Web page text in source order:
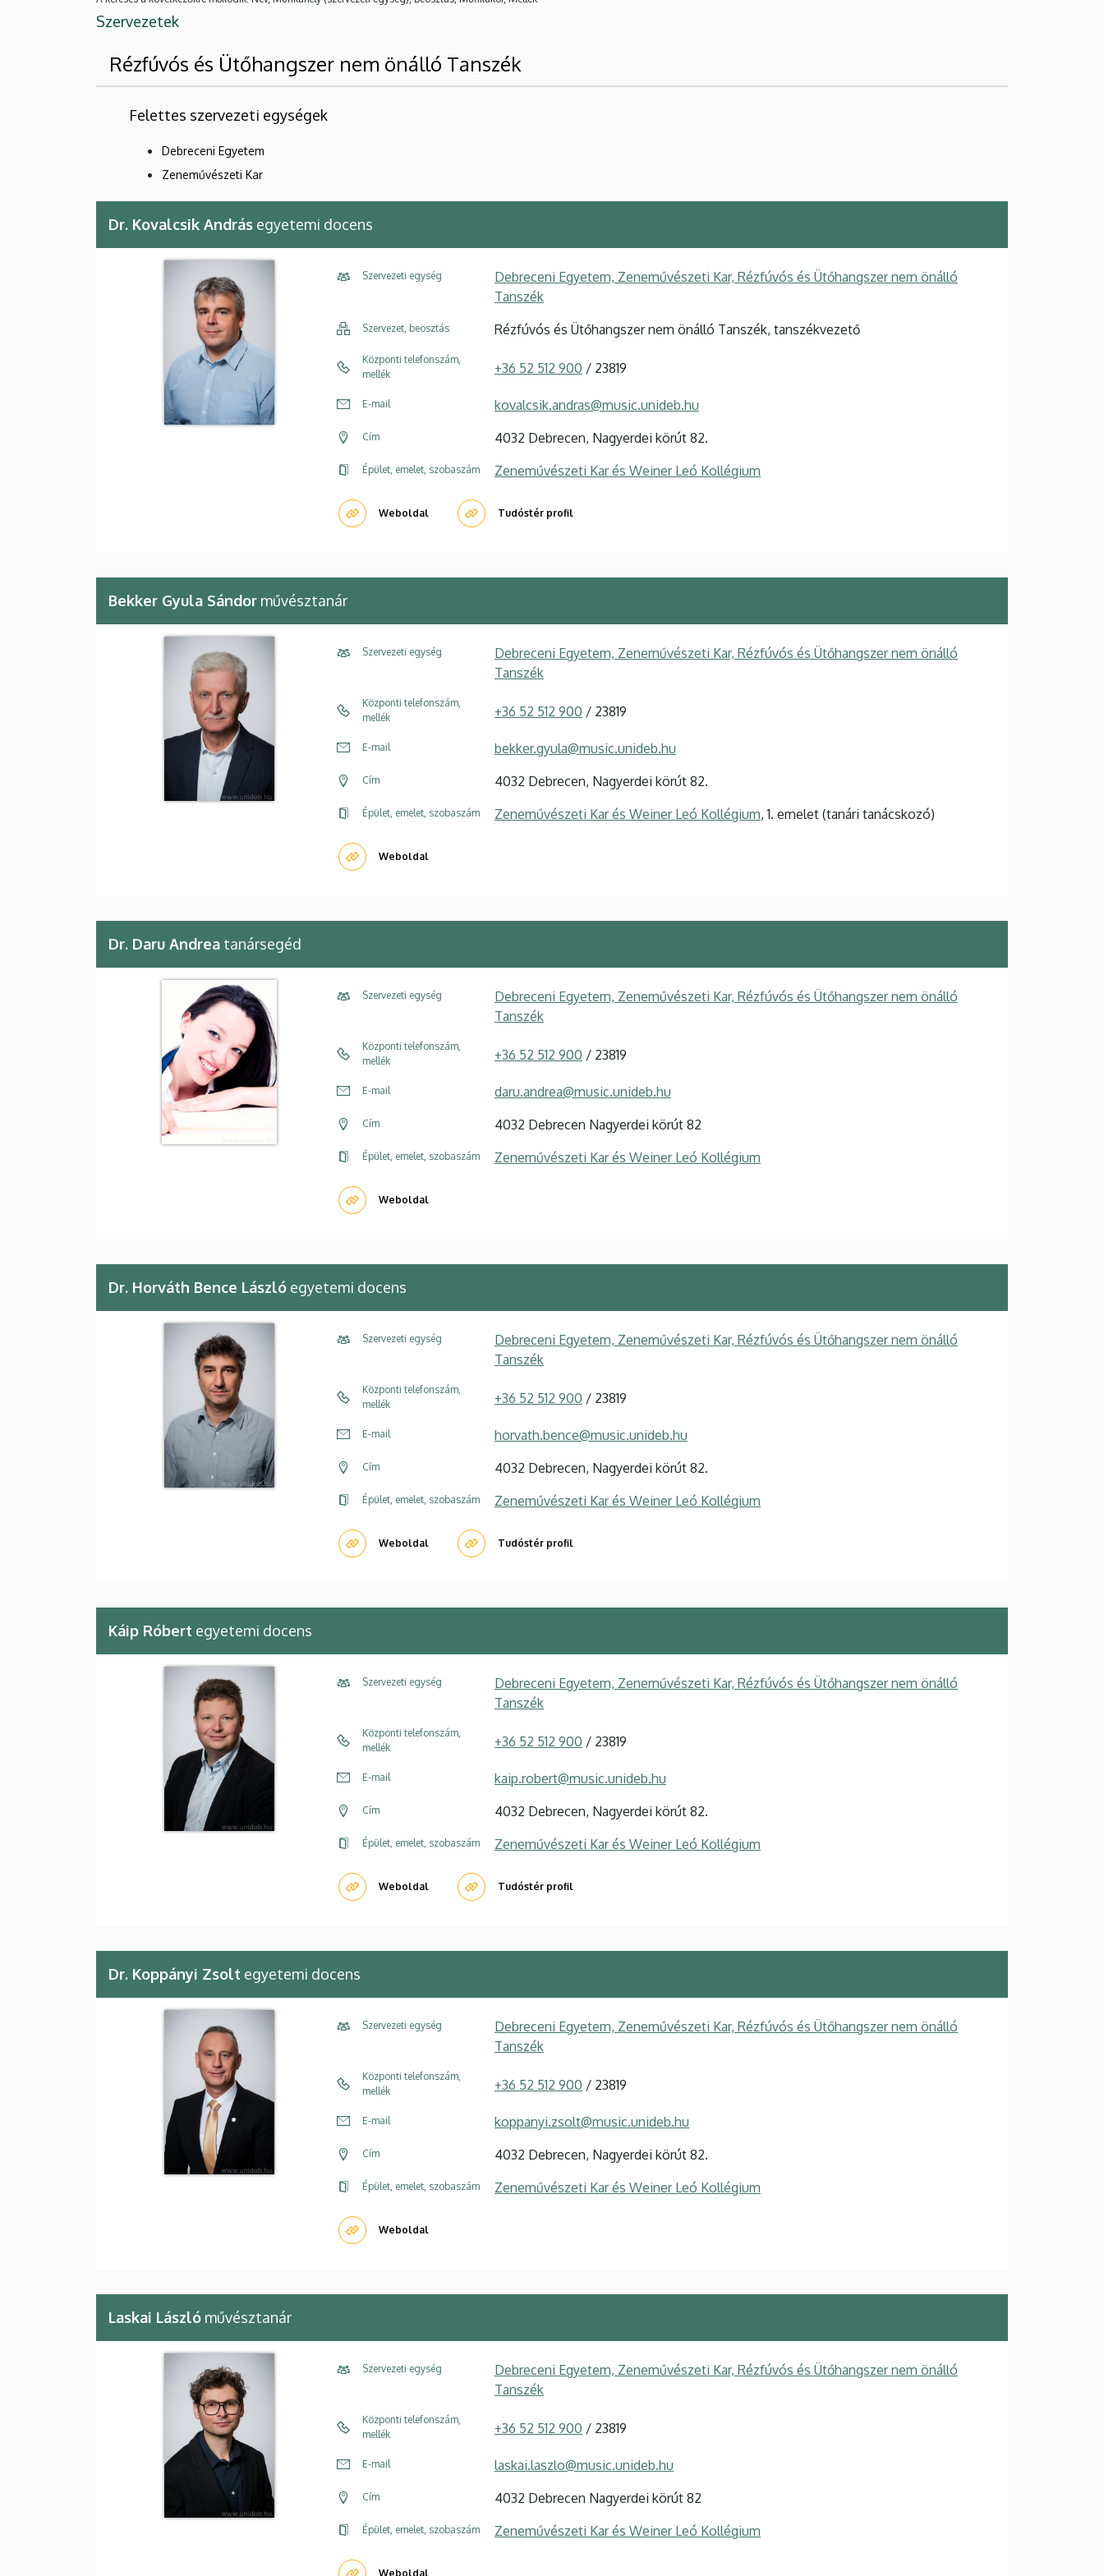
Szervezetek
Rézfúvós és Ütőhangszer nem önálló Tanszék
Felettes szervezeti egységek
Debreceni Egyetem
Zeneművészeti Kar
Dr. Kovalcsik András egyetemi docens
Szervezeti egység
Debreceni Egyetem, Zeneművészeti Kar, Rézfúvós és Ütőhangszer nem önálló
Tanszék
Szervezet, beosztás Rézfúvós és Ütőhangszer nem önálló Tanszék, tanszékvezető
Központi telefonszám,
mellék
+36 52 512 900 / 23819
E-mail kovalcsik.andras@music.unideb.hu
Cím 4032 Debrecen, Nagyerdei körút 82.
Épület, emelet, szobaszám Zeneművészeti Kar és Weiner Leó Kollégium
Weboldal Tudóstér profil
Bekker Gyula Sándor művésztanár
Szervezeti egység
Debreceni Egyetem, Zeneművészeti Kar, Rézfúvós és Ütőhangszer nem önálló
Tanszék
Központi telefonszám,
mellék
+36 52 512 900 / 23819
E-mail bekker.gyula@music.unideb.hu
Cím 4032 Debrecen, Nagyerdei körút 82.
Épület, emelet, szobaszám Zeneművészeti Kar és Weiner Leó Kollégium, 1. emelet (tanári tanácskozó)
Weboldal
Dr. Daru Andrea tanársegéd
Szervezeti egység
Debreceni Egyetem, Zeneművészeti Kar, Rézfúvós és Ütőhangszer nem önálló
Tanszék
Központi telefonszám,
mellék
+36 52 512 900 / 23819
E-mail daru.andrea@music.unideb.hu
Cím 4032 Debrecen Nagyerdei körút 82
Épület, emelet, szobaszám Zeneművészeti Kar és Weiner Leó Kollégium
Weboldal
Dr. Horváth Bence László egyetemi docens
Szervezeti egység
Debreceni Egyetem, Zeneművészeti Kar, Rézfúvós és Ütőhangszer nem önálló
Tanszék
Központi telefonszám,
mellék
+36 52 512 900 / 23819
E-mail horvath.bence@music.unideb.hu
Cím 4032 Debrecen, Nagyerdei körút 82.
Épület, emelet, szobaszám Zeneművészeti Kar és Weiner Leó Kollégium
Weboldal Tudóstér profil
Káip Róbert egyetemi docens
Szervezeti egység
Debreceni Egyetem, Zeneművészeti Kar, Rézfúvós és Ütőhangszer nem önálló
Tanszék
Központi telefonszám,
mellék
+36 52 512 900 / 23819
E-mail kaip.robert@music.unideb.hu
Cím 4032 Debrecen, Nagyerdei körút 82.
Épület, emelet, szobaszám Zeneművészeti Kar és Weiner Leó Kollégium
Weboldal Tudóstér profil
Dr. Koppányi Zsolt egyetemi docens
Szervezeti egység
Debreceni Egyetem, Zeneművészeti Kar, Rézfúvós és Ütőhangszer nem önálló
Tanszék
Központi telefonszám,
mellék
+36 52 512 900 / 23819
E-mail koppanyi.zsolt@music.unideb.hu
Cím 4032 Debrecen, Nagyerdei körút 82.
Épület, emelet, szobaszám Zeneművészeti Kar és Weiner Leó Kollégium
Weboldal
Laskai László művésztanár
Szervezeti egység
Debreceni Egyetem, Zeneművészeti Kar, Rézfúvós és Ütőhangszer nem önálló
Tanszék
Központi telefonszám,
mellék
+36 52 512 900 / 23819
E-mail laskai.laszlo@music.unideb.hu
Cím 4032 Debrecen Nagyerdei körút 82
Épület, emelet, szobaszám Zeneművészeti Kar és Weiner Leó Kollégium
Weboldal